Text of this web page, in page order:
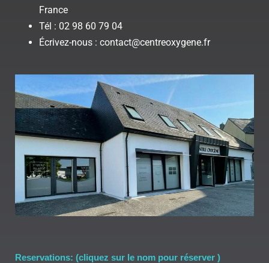
France
Tél : 02 98 60 79 04
Écrivez-nous : contact@centreoxygene.fr
Reservations: (cliquez sur le nom pour réserver )